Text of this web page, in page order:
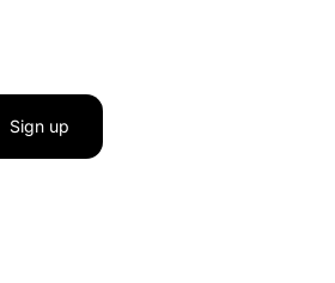
Sign up